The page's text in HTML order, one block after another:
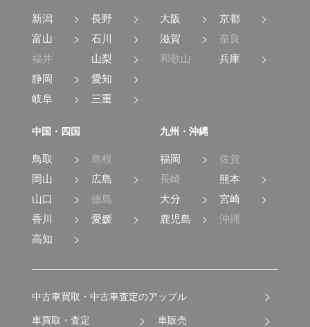
新潟
長野
富山
石川
福井
山梨
静岡
愛知
岐阜
三重
大阪
京都
滋賀
奈良
和歌山
兵庫
中国・四国
鳥取
島根
岡山
広島
山口
徳島
香川
愛媛
高知
九州・沖縄
福岡
佐賀
長崎
熊本
大分
宮崎
鹿児島
沖縄
中古車買取・中古車査定のアップル
車買取・査定 車販売